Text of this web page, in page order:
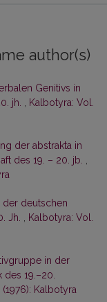
author(s)
Genitivs in
jh.
Kalbotyra: Vol.
der abstrakta in
des 19. – 20. jb.
der deutschen
Jh.
Kalbotyra: Vol.
in der
19.–20.
Kalbotyra